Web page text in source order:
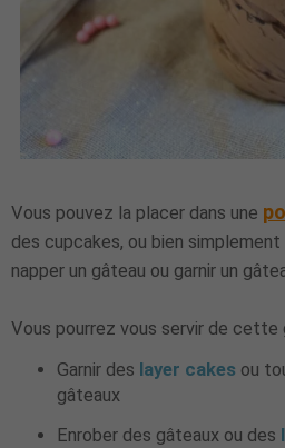
Vous pouvez la placer dans une
des cupcakes, ou bien
napper un gâteau ou garnir un
Vous pourrez vous servir de cette
Garnir des layer cakes ou
gâteaux
Enrober des gâteaux ou des